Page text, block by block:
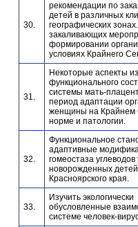
30.
рекомендации по
детей в различных
географических
закаливающих
формировании
условиях Крайнего
31.
Некоторые аспекты
функционального
системы мать-
период адаптации
женщины на Крайнем
норме и патологии.
32.
Функциональное
адаптивные
гомеостаза углеводов
новорожденных
Красноярского края.
33.
Изучить экологически
обусловленные
системе человек-